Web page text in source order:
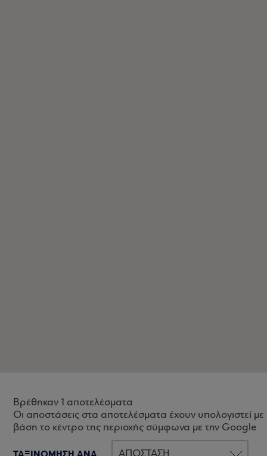
Βρέθηκαν 1 αποτελέσματα
Οι αποστάσεις στα αποτελέσματα έχουν υπολογιστεί με
βάση το κέντρο της περιοχής σύμφωνα με την Google